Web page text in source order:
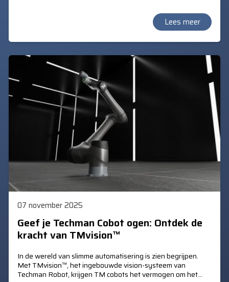
geavanceerde vision-software van Techman, biedt een
revolutionaire oplossing voor visuele inspectie.Lees meer
07 november 2025
Geef je Techman Cobot ogen: Ontdek de
kracht van TMvision™
In de wereld van slimme automatisering is zien begrijpen.
Met TMvision™, het ingebouwde vision-systeem van
Techman Robot, krijgen TM cobots het vermogen om het